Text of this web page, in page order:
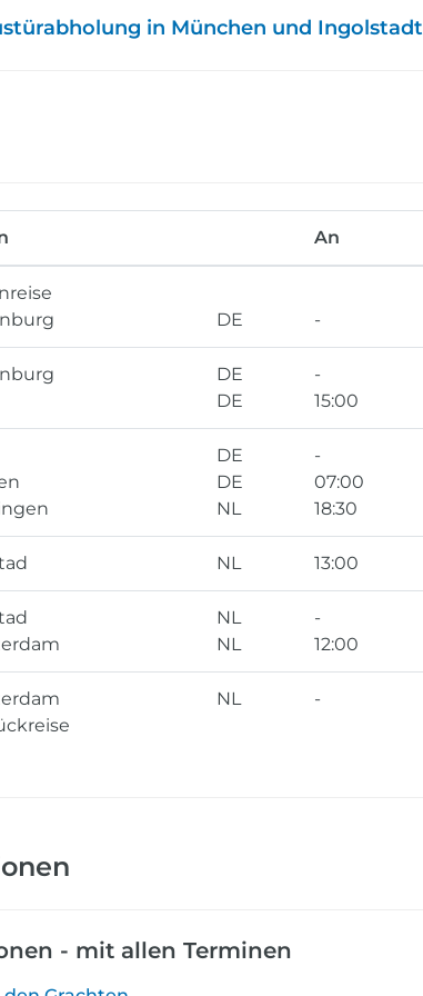
in München und Ingolstadt
An
DE -
DE
DE
-
15:00
DE
DE
NL
-
07:00
18:30
NL 13:00
NL
NL
-
12:00
NL -
- mit allen Terminen